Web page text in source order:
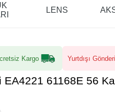
LENS
Kargo Yurtdışı
61168E 56